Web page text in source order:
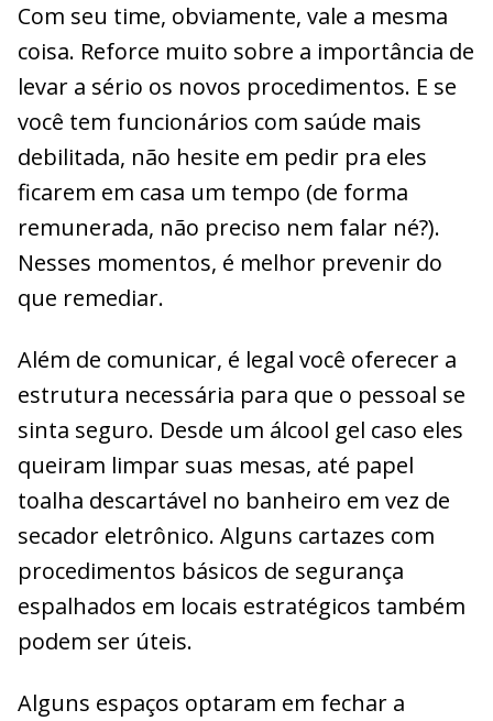
Com seu time, obviamente, vale a mesma
coisa. Reforce muito sobre a importância de
levar a sério os novos procedimentos. E se
você tem funcionários com saúde mais
debilitada, não hesite em pedir pra eles
ficarem em casa um tempo (de forma
remunerada, não preciso nem falar né?).
Nesses momentos, é melhor prevenir do
que remediar.
Além de comunicar, é legal você oferecer a
estrutura necessária para que o pessoal se
sinta seguro. Desde um álcool gel caso eles
queiram limpar suas mesas, até papel
toalha descartável no banheiro em vez de
secador eletrônico. Alguns cartazes com
procedimentos básicos de segurança
espalhados em locais estratégicos também
podem ser úteis.
Alguns espaços optaram em fechar a